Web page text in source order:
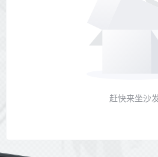
赶快来坐沙